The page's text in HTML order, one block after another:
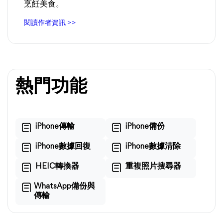
烹飪美食。
閱讀作者資訊 >>
熱門功能
iPhone傳輸 iPhone備份
iPhone數據回復 iPhone數據清除
HEIC轉換器 重複照片搜尋器
WhatsApp備份與
傳輸